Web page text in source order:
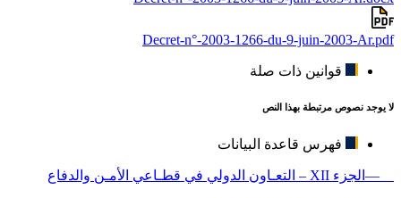
Decret-n°-2003-1266-du-9-juin-2003-Ar.pdf
قوانين ذات صلة
لا يوجد نصوص مرتبطة بهذا النص
فهرس قاعدة البيانات
—الجزء XII – التعـاون الدولي في قطـاعي الأمـن والدفاع